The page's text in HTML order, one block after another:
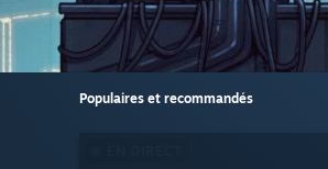
Populaires et recommandés